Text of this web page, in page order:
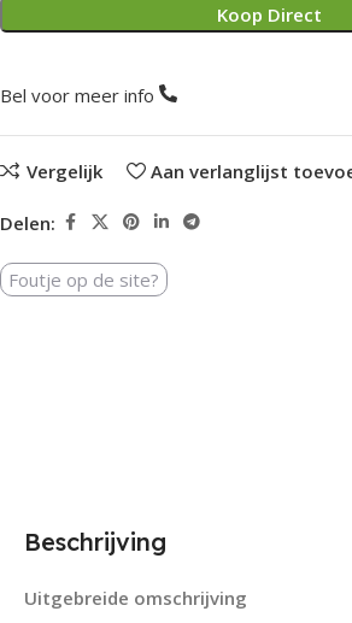
Koop Direct
Bel voor meer info
Vergelijk Aan verlanglijst
Delen:
Foutje op de site?
Beschrijving
Uitgebreide omschrijving